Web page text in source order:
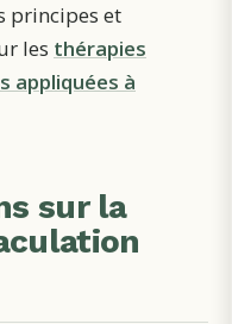
principes et
les thérapies
appliquées à
sur la